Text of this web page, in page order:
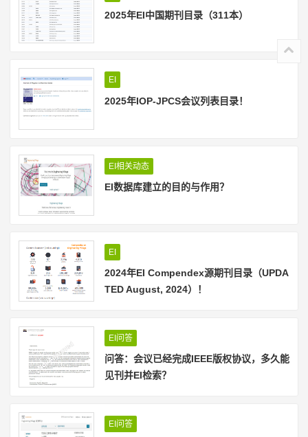
2025年EI中国期刊目录（311本）
EI
2025年IOP-JPCS会议列表目录！
EI相关动态
EI数据库建立的目的与作用？
EI
2024年EI Compendex源期刊目录（UPDA
TED August, 2024）！
EI问答
问答：会议已经完成IEEE版权协议，多久能
见刊并EI检索？
EI问答